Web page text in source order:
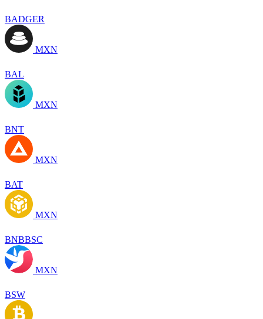
BADGER
MXN
BAL
MXN
BNT
MXN
BAT
MXN
BNBBSC
MXN
BSW